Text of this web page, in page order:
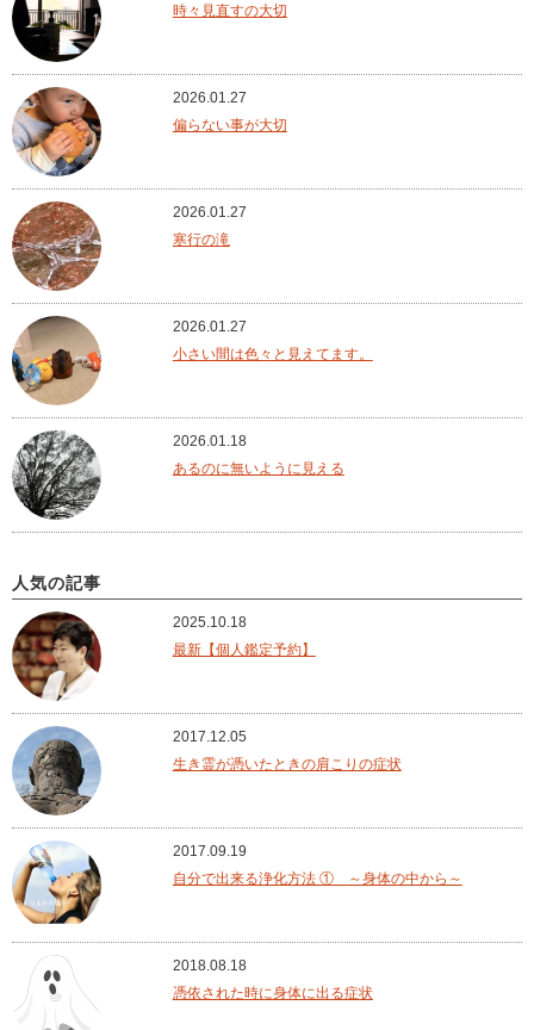
時々見直すの大切
2026.01.27
偏らない事が大切
2026.01.27
寒行の滝
2026.01.27
小さい間は色々と見えてます。
2026.01.18
あるのに無いように見える
人気の記事
2025.10.18
最新【個人鑑定予約】
2017.12.05
生き霊が憑いたときの肩こりの症状
2017.09.19
自分で出来る浄化方法 ① ～身体の中から～
2018.08.18
憑依された時に身体に出る症状